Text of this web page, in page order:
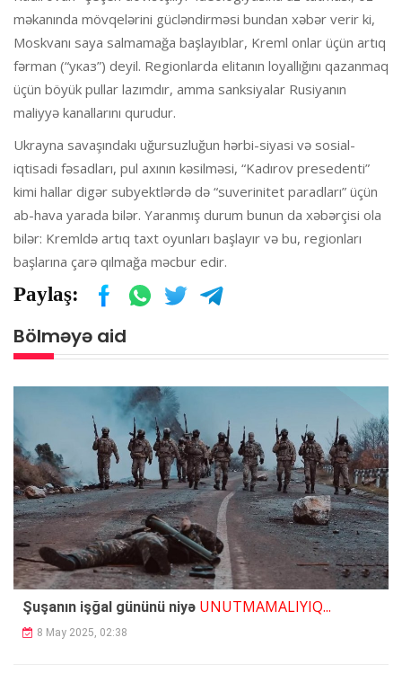
məkanında mövqelərini gücləndirməsi bundan xəbər verir ki,
Moskvanı saya salmamağa başlayıblar, Kreml onlar üçün artıq
fərman (“указ”) deyil. Regionlarda elitanın loyallığını qazanmaq
üçün böyük pullar lazımdır, amma sanksiyalar Rusiyanın
maliyyə kanallarını qurudur.
Ukrayna savaşındakı uğursuzluğun hərbi-siyasi və sosial-
iqtisadi fəsadları, pul axının kəsilməsi, “Kadırov presedenti”
kimi hallar digər subyektlərdə də “suverinitet paradları” üçün
ab-hava yarada bilər. Yaranmış durum bunun da xəbərçisi ola
bilər: Kremldə artıq taxt oyunları başlayır və bu, regionları
başlarına çarə qılmağa məcbur edir.
Paylaş:
Bölməyə aid
Şuşanın işğal gününü niyə UNUTMAMALIYIQ...
8 May 2025, 02:38